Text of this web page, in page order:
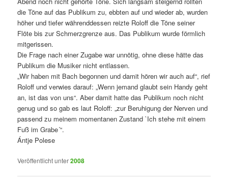
die Töne auf das Publikum zu, ebbten auf und wieder ab, wurden
höher und tiefer währenddessen reizte Roloff die Töne seiner
Flöte bis zur Schmerzgrenze aus. Das Publikum wurde förmlich
mitgerissen.
Die Frage nach einer Zugabe war unnötig, ohne diese hätte das
Publikum die Musiker nicht entlassen.
„Wir haben mit Bach begonnen und damit hören wir auch auf“, rief
Roloff und verwies darauf: „Wenn jemand glaubt sein Handy geht
an, ist das von uns“. Aber damit hatte das Publikum noch nicht
genug und so gab es laut Roloff: „zur Beruhigung der Nerven und
passend zu meinem momentanen Zustand `Ich stehe mit einem
Fuß im Grabe´“.
Ántje Polese
Veröffentlicht unter2008